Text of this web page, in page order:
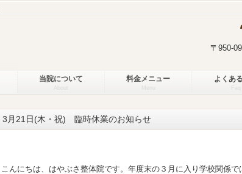
〒950-
当院について 料金メニュー よくあ
3月21日(木・祝) 臨時休業のお知らせ
こんにちは、はやぶさ整体院です。年度末の３月に入り学校関係